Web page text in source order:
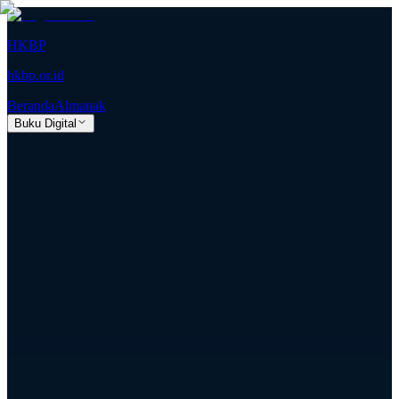
HKBP
hkbp.or.id
BerandaAlmanak
Buku Digital